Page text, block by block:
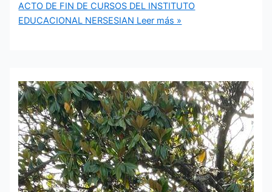
ACTO DE FIN DE CURSOS DEL INSTITUTO
EDUCACIONAL NERSESIAN Leer más »